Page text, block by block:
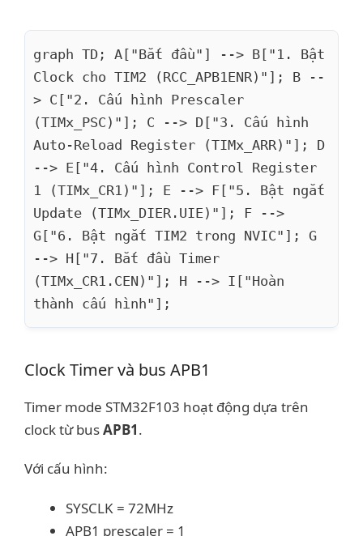
graph TD; A["Bắt đầu"] --> B["1. Bật
Clock cho TIM2 (RCC_APB1ENR)"]; B --
> C["2. Cấu hình Prescaler
(TIMx_PSC)"]; C --> D["3. Cấu hình
Auto-Reload Register (TIMx_ARR)"]; D
--> E["4. Cấu hình Control Register
1 (TIMx_CR1)"]; E --> F["5. Bật ngắt
Update (TIMx_DIER.UIE)"]; F -->
G["6. Bật ngắt TIM2 trong NVIC"]; G
--> H["7. Bắt đầu Timer
(TIMx_CR1.CEN)"]; H --> I["Hoàn
thành cấu hình"];
Copy
Clock Timer và bus APB1
Timer mode STM32F103 hoạt động dựa trên
clock từ busAPB1.
Với cấu hình:
SYSCLK = 72MHz
APB1 prescaler = 1